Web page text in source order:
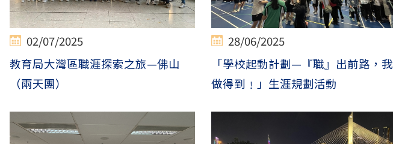
02/07/2025
教育局大灣區職涯探索之旅—佛山
（兩天團）
28/06/2025
「學校起動計劃—『職』出前路，我
做得到﹗」生涯規劃活動